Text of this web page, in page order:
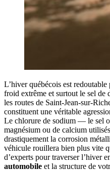
L’hiver québécois est
froid extrême et surtout le sel de
les routes de Saint-Jean-sur-
constituent une véritable
Le chlorure de sodium — le sel
magnésium ou de calcium
drastiquement la corrosion
véhicule rouillera bien plus vite
d’experts pour traverser l’hiver
automobile et la structure de